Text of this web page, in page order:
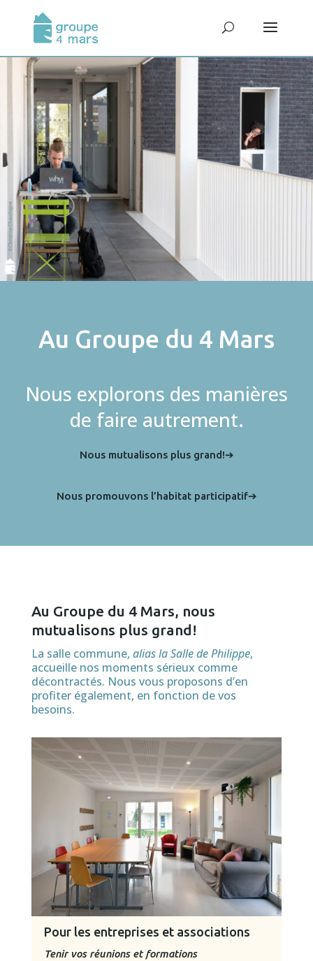
Au Groupe du 4 Mars
Nous explorons des manières
de faire autrement.
Nous mutualisons plus grand!➔
Nous promouvons l’habitat participatif➔
Au Groupe du 4 Mars, nous
mutualisons plus grand!
La salle commune, alias la Salle de Philippe,
accueille nos moments sérieux comme
décontractés. Nous vous proposons d’en
profiter également, en fonction de vos
besoins.
Pour les entreprises et associations
Tenir vos réunions et formations